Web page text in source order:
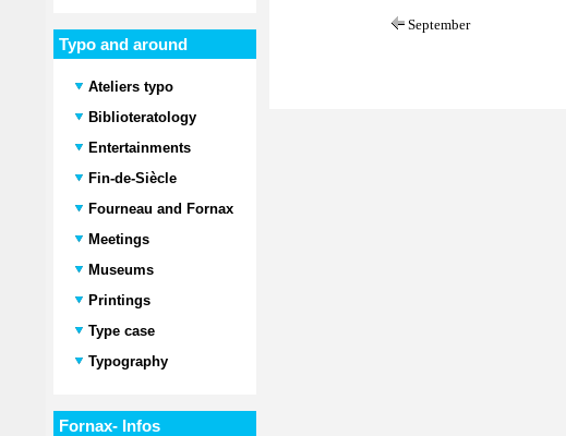
Typo and around
Ateliers typo
Biblioteratology
Entertainments
Fin-de-Siècle
Fourneau and Fornax
Meetings
Museums
Printings
Type case
Typography
Fornax- Infos
September